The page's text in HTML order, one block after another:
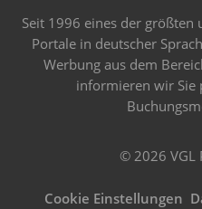
Seit 1996 eines der größten
Portale in deutscher
Werbung aus dem
informieren wir Sie
© 2026 VGL
Cookie Einstellungen